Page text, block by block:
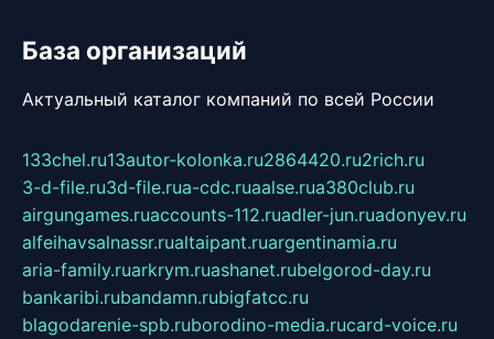
База организаций
Актуальный каталог компаний по всей России
133chel.ru13autor-kolonka.ru2864420.ru2rich.ru
3-d-file.ru3d-file.rua-cdc.ruaalse.rua380club.ru
airgungames.ruaccounts-112.ruadler-jun.ruadonyev.ru
alfeihavsalnassr.rualtaipant.ruargentinamia.ru
aria-family.ruarkrym.ruashanet.rubelgorod-day.ru
bankaribi.rubandamn.rubigfatcc.ru
blagodarenie-spb.ruborodino-media.rucard-voice.ru